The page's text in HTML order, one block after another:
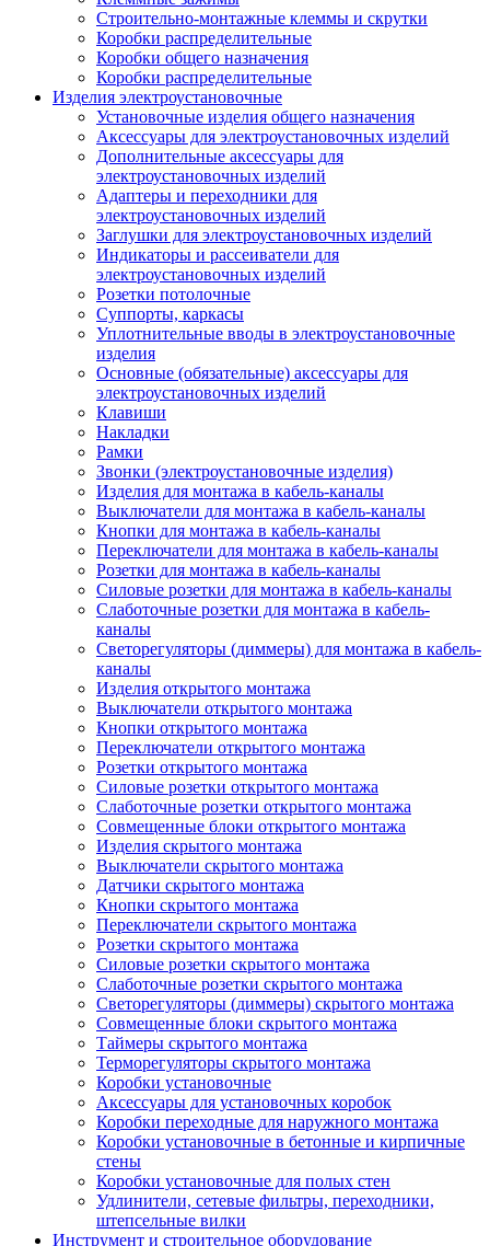
Строительно-монтажные клеммы и скрутки
Коробки распределительные
Коробки общего назначения
Коробки распределительные
Изделия электроустановочные
Установочные изделия общего назначения
Аксессуары для электроустановочных изделий
Дополнительные аксессуары для
электроустановочных изделий
Адаптеры и переходники для
электроустановочных изделий
Заглушки для электроустановочных изделий
Индикаторы и рассеиватели для
электроустановочных изделий
Розетки потолочные
Суппорты, каркасы
Уплотнительные вводы в электроустановочные
изделия
Основные (обязательные) аксессуары для
электроустановочных изделий
Клавиши
Накладки
Рамки
Звонки (электроустановочные изделия)
Изделия для монтажа в кабель-каналы
Выключатели для монтажа в кабель-каналы
Кнопки для монтажа в кабель-каналы
Переключатели для монтажа в кабель-каналы
Розетки для монтажа в кабель-каналы
Силовые розетки для монтажа в кабель-каналы
Слаботочные розетки для монтажа в кабель-
каналы
Светорегуляторы (диммеры) для монтажа в кабель-
каналы
Изделия открытого монтажа
Выключатели открытого монтажа
Кнопки открытого монтажа
Переключатели открытого монтажа
Розетки открытого монтажа
Силовые розетки открытого монтажа
Слаботочные розетки открытого монтажа
Совмещенные блоки открытого монтажа
Изделия скрытого монтажа
Выключатели скрытого монтажа
Датчики скрытого монтажа
Кнопки скрытого монтажа
Переключатели скрытого монтажа
Розетки скрытого монтажа
Силовые розетки скрытого монтажа
Слаботочные розетки скрытого монтажа
Светорегуляторы (диммеры) скрытого монтажа
Совмещенные блоки скрытого монтажа
Таймеры скрытого монтажа
Терморегуляторы скрытого монтажа
Коробки установочные
Аксессуары для установочных коробок
Коробки переходные для наружного монтажа
Коробки установочные в бетонные и кирпичные
стены
Коробки установочные для полых стен
Удлинители, сетевые фильтры, переходники,
штепсельные вилки
Инструмент и строительное оборудование